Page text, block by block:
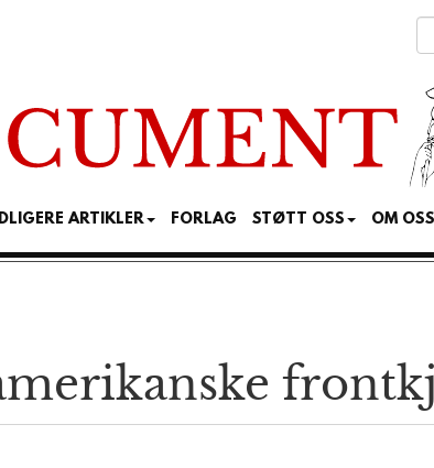
ARTIKLER FORLAG STØTT OSS OM OSS